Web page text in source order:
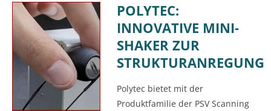
POLYTEC:
INNOVATIVE MINI-
SHAKER ZUR
STRUKTURANREGUNG
Polytec bietet mit der
Produktfamilie der PSV Scanning